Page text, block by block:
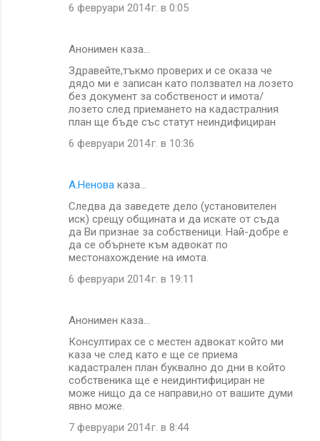
6 февруари 2014 г. в 0:05
Анонимен каза…
Здравейте,тъкмо проверих и се оказа че
дядо ми е записан като ползвател на лозето
без документ за собственост и имота/
лозето след приемането на кадастралния
план ще бъде със статут неиндифициран
6 февруари 2014 г. в 10:36
A.Ненова каза…
Следва да заведете дело (установителен
иск) срещу общината и да искате от съда
да Ви признае за собственици. Най-добре е
да се обърнете към адвокат по
местонахождение на имота.
6 февруари 2014 г. в 19:11
Анонимен каза…
Консултирах се с местен адвокат който ми
каза че след като е ще се приема
кадастрален план буквално до дни в който
собственика ще е неидинтифициран не
може нищо да се направи,но от вашите думи
явно може.
7 февруари 2014 г. в 8:44